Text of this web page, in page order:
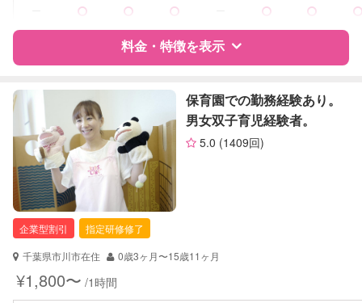
障がい児対応 対応可否は個別に相談
なし
定期予約 可能
お子様の撮影
（定期特典）
対応可能
料金・特徴を表示
特徴 料金 レビュー
サポートの特徴
資格
企業型割引対象(旧内閣府補助対象)
自治体届出済ベビーシッター
保育士
幼稚園教諭
保育園での勤務経験あり。
男女双子育児経験者。
5.0 (1409回)
企業型割引
指定研修修了
千葉県市川市在住
0歳3ヶ月〜15歳11ヶ月
¥1,800〜 /1時間